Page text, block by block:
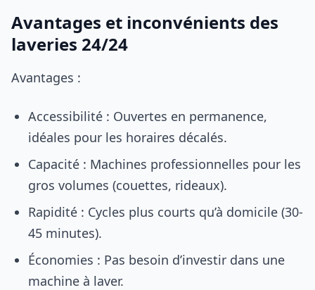
Avantages et inconvénients des
laveries 24/24
Avantages :
Accessibilité : Ouvertes en permanence,
idéales pour les horaires décalés.
Capacité : Machines professionnelles pour les
gros volumes (couettes, rideaux).
Rapidité : Cycles plus courts qu’à domicile (30-
45 minutes).
Économies : Pas besoin d’investir dans une
machine à laver.